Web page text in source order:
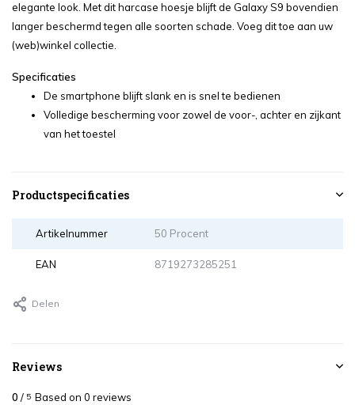
elegante look. Met dit harcase hoesje blijft de Galaxy S9 bovendien
langer beschermd tegen alle soorten schade. Voeg dit toe aan uw
(web)winkel collectie.
Specificaties
De smartphone blijft slank en is snel te bedienen
Volledige bescherming voor zowel de voor-, achter en zijkant
van het toestel
Productspecificaties
Artikelnummer 50 Procent
EAN 8719273285251
Delen
Reviews
0 / 5 Based on 0 reviews